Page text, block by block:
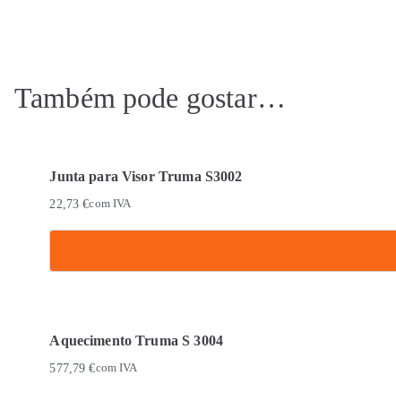
Também pode gostar…
Junta para Visor Truma S3002
22,73€com IVA
Aquecimento Truma S 3004
577,79€com IVA